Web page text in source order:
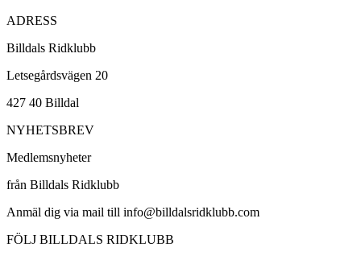
ADRESS
Billdals Ridklubb
Letsegårdsvägen 20
427 40 Billdal
NYHETSBREV
Medlemsnyheter
från Billdals Ridklubb
Anmäl dig via mail till info@billdalsridklubb.com
FÖLJ BILLDALS RIDKLUBB